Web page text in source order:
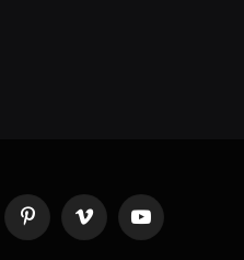
PinterestVimeo YouTube